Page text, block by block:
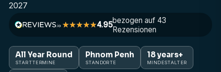
2027
4.95bezogen auf 43
Rezensionen
All Year Round
STARTTERMINE
Phnom Penh
STANDORTE
18 years+
MINDESTALTER